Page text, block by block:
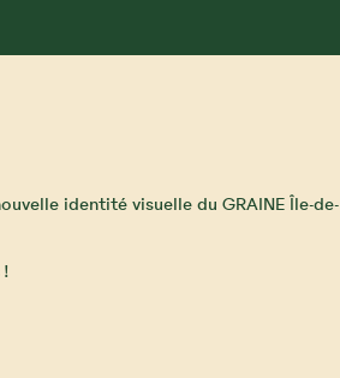
identité visuelle du GRAINE Île-de-